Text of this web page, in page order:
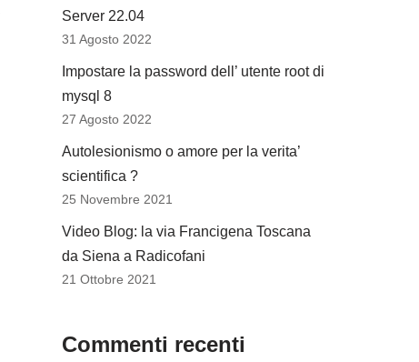
Server 22.04
31 Agosto 2022
Impostare la password dell’ utente root di
mysql 8
27 Agosto 2022
Autolesionismo o amore per la verita’
scientifica ?
25 Novembre 2021
Video Blog: la via Francigena Toscana
da Siena a Radicofani
21 Ottobre 2021
Commenti recenti